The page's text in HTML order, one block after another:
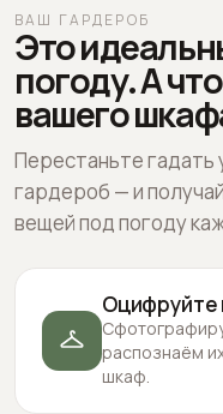
ВАШ ГАРДЕРОБ
Это
погоду. А
вашего
Перестаньте
гардероб — и
вещей под погоду
Оцифруйте
распознаём
шкаф.